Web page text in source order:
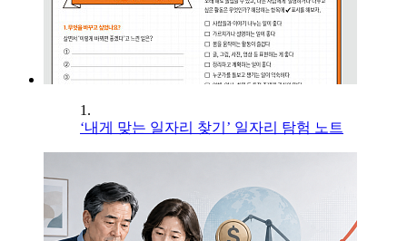
1.
‘내게 맞는 일자리 찾기’ 일자리 탐험 노트